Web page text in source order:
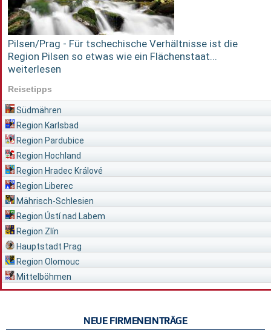
Pilsen/Prag - Für tschechische Verhältnisse ist die
Region Pilsen so etwas wie ein Flächenstaat...
weiterlesen
Reisetipps
Südmähren
Region Karlsbad
Region Pardubice
Region Hochland
Region Hradec Králové
Region Liberec
Mährisch-Schlesien
Region Ústí nad Labem
Region Zlín
Hauptstadt Prag
Region Olomouc
Mittelböhmen
NEUE FIRMENEINTRÄGE